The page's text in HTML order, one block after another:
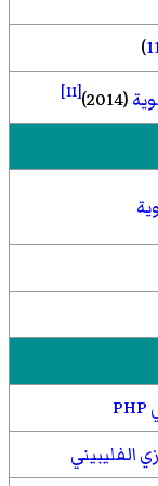
)
(2014)
[11]
PHP
الفليبيني